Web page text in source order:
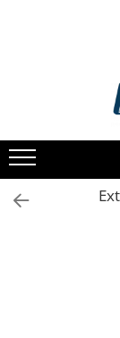
Biciclete
Biciclete
Biciclete